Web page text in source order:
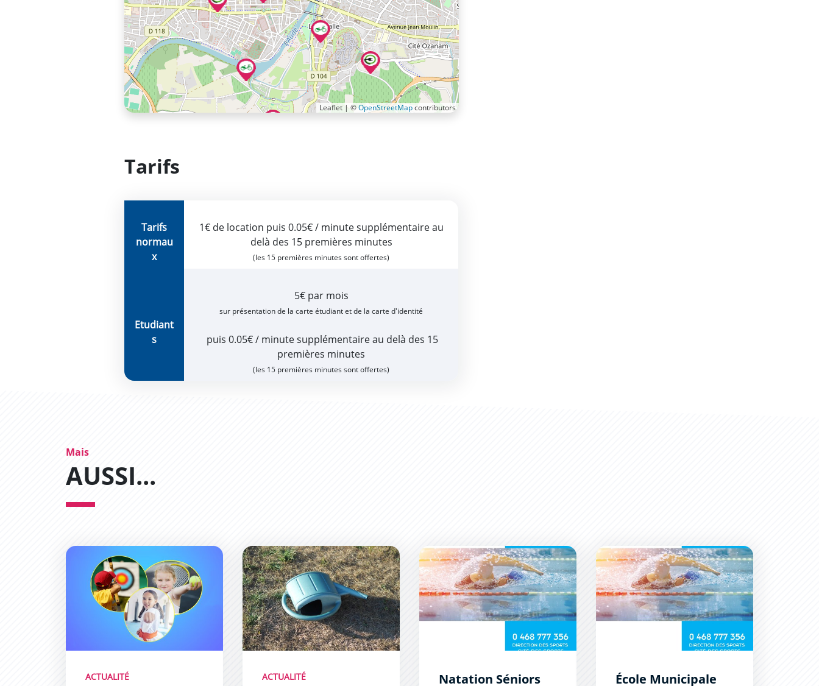
Leaflet | ©OpenStreetMapcontributors
Tarifs
Tarifs
normau
x
1€ de location puis 0.05€ / minute supplémentaire au
delà des 15 premières minutes
(les 15 premières minutes sont offertes)
Etudiant
s
5€ par mois
sur présentation de la carte étudiant et de la carte d'identité
puis 0.05€ / minute supplémentaire au delà des 15
premières minutes
(les 15 premières minutes sont offertes)
Mais
AUSSI...
Des stages multi-sports pour vos enfants !
ACTUALITÉ
Préservation de la ressource en eau : des mesures de limitation en vigueur à Carcassonne
ACTUALITÉ
Natation Séniors
Natation Séniors
École Municipale de Natation
École Municipale